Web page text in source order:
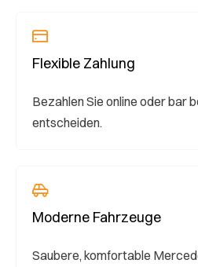
Flexible Zahlung
Bezahlen Sie online oder bar
entscheiden.
Moderne Fahrzeuge
Saubere, komfortable